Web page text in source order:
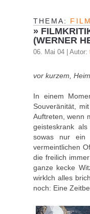
THEMA:
»
(WERNER
06. Mai 04 | Autor:
vor kurzem,
In einem
Souveränität,
Auftreten, wenn
geisteskrank
sowas nur ein
vermeintlichen
die freilich
ganze kecke
wirklch alles
noch: Eine